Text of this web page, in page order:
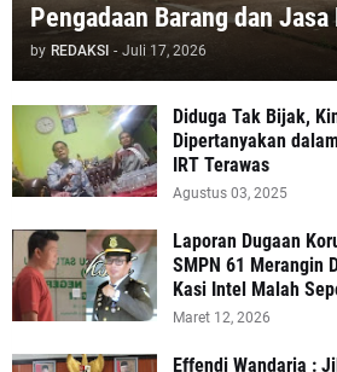
Pengadaan Barang dan Jasa
by REDAKSI - Juli 17, 2026
Diduga Tak Bijak,
Dipertanyakan
IRT Terawas
Agustus 03, 2025
‎Laporan Dugaan
SMPN 61 Merangin
Kasi Intel Malah
Maret 12, 2026
Effendi Wandaria :